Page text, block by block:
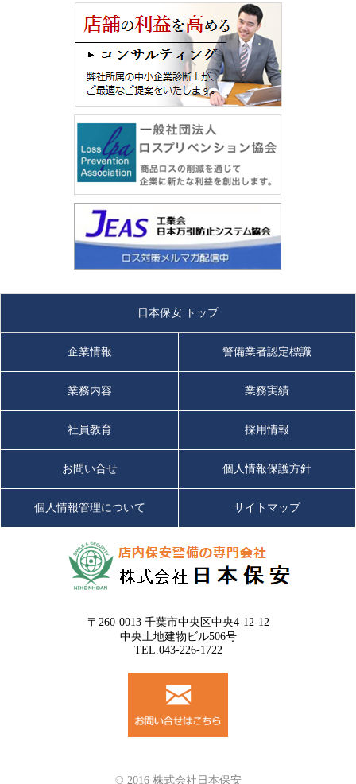
日本保安 トップ
企業情報 警備業者認定標識
業務内容 業務実績
社員教育 採用情報
お問い合せ 個人情報保護方針
個人情報管理について サイトマップ
〒260-0013 千葉市中央区中央4-12-12
中央土地建物ビル506号
TEL.043-226-1722
© 2016 株式会社日本保安